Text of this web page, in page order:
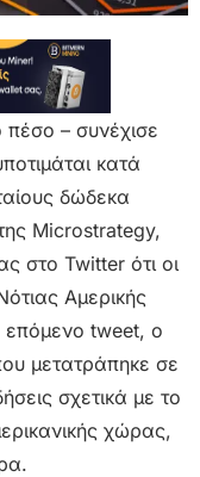
πέσο – συνέχισε
κατά
δώδεκα
Microstrategy,
στο Twitter ότι οι
Αμερικής
επόμενο tweet, ο
μετατράπηκε σε
σχετικά με το
χώρας,